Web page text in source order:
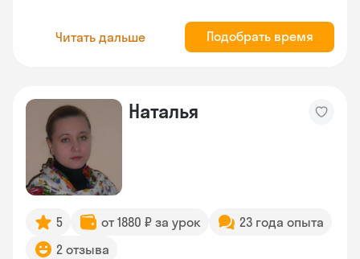
Читать дальше Подобрать время
Наталья
5 от 1880 ₽ за урок
23 года опыта
2 отзыва